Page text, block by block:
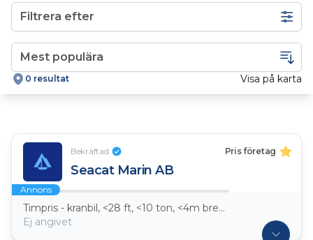
Filtrera efter
0 resultat Visa på karta
Bekräftad Pris företag
Seacat Marin AB
Annons
Timpris - kranbil, <28 ft, <10 ton, <4m bredd
Ej angivet